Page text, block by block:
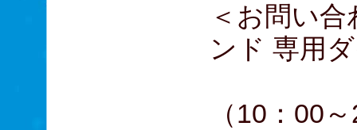
＜お問い
ンド 専用
（10：00